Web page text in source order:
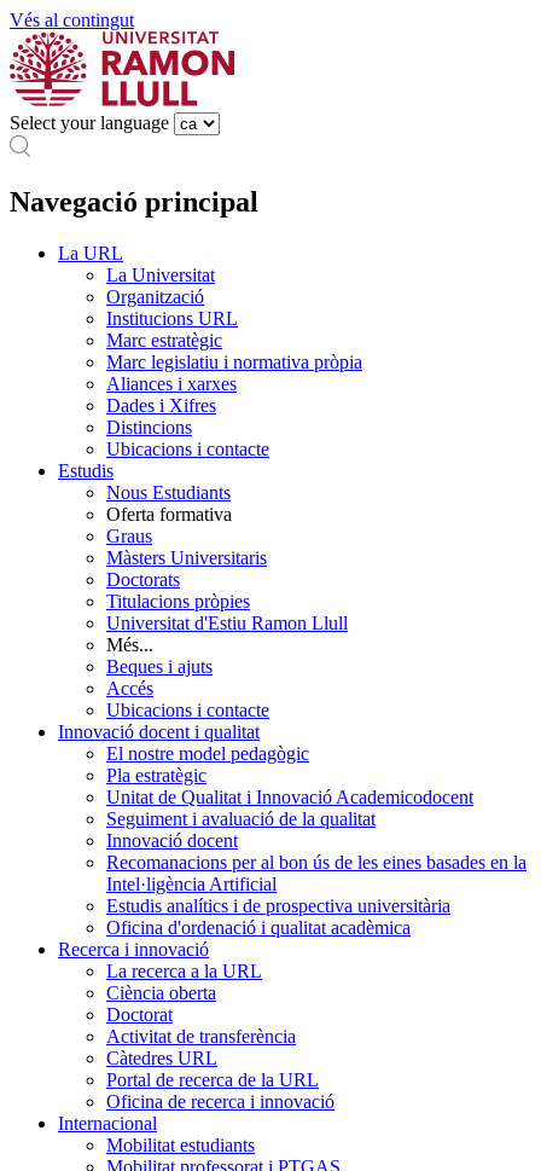
Vés al contingut
Select your language
Navegació principal
La URL
La Universitat
Organització
Institucions URL
Marc estratègic
Marc legislatiu i normativa pròpia
Aliances i xarxes
Dades i Xifres
Distincions
Ubicacions i contacte
Estudis
Nous Estudiants
Oferta formativa
Graus
Màsters Universitaris
Doctorats
Titulacions pròpies
Universitat d'Estiu Ramon Llull
Més...
Beques i ajuts
Accés
Ubicacions i contacte
Innovació docent i qualitat
El nostre model pedagògic
Pla estratègic
Unitat de Qualitat i Innovació Academicodocent
Seguiment i avaluació de la qualitat
Innovació docent
Recomanacions per al bon ús de les eines basades en la
Intel·ligència Artificial
Estudis analítics i de prospectiva universitària
Oficina d'ordenació i qualitat acadèmica
Recerca i innovació
La recerca a la URL
Ciència oberta
Doctorat
Activitat de transferència
Càtedres URL
Portal de recerca de la URL
Oficina de recerca i innovació
Internacional
Mobilitat estudiants
Mobilitat professorat i PTGAS